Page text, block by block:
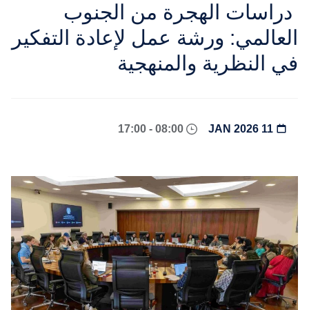
دراسات الهجرة من الجنوب
العالمي: ورشة عمل لإعادة التفكير
في النظرية والمنهجية